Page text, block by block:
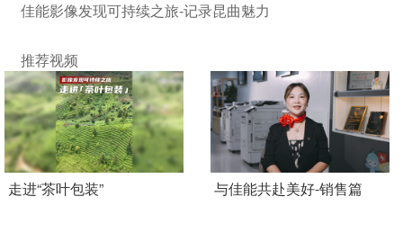
益篇2
与佳能共赴美好-公
益篇1
Add Pagination
佳能影像发现可持续之旅-记录昆曲魅力
推荐视频
走进“茶叶包装” 与佳能共赴美好-销售篇